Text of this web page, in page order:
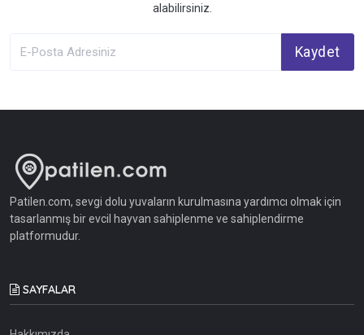
alabilirsiniz.
Kaydet
Patilen.com, sevgi dolu yuvaların kurulmasına yardımcı olmak için
tasarlanmış bir evcil hayvan sahiplenme ve sahiplendirme
platformudur.
SAYFALAR